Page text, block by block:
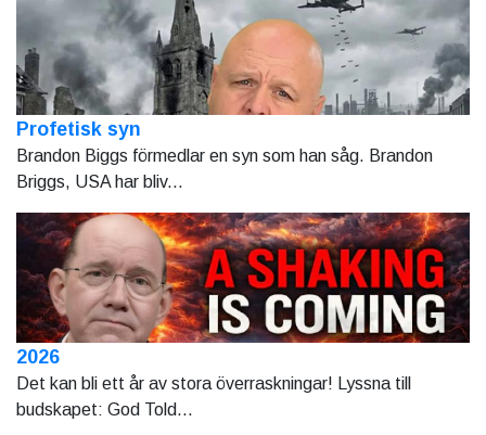
Profetisk syn
Brandon Biggs förmedlar en syn som han såg. Brandon
Briggs, USA har bliv...
2026
Det kan bli ett år av stora överraskningar! Lyssna till
budskapet: God Told...